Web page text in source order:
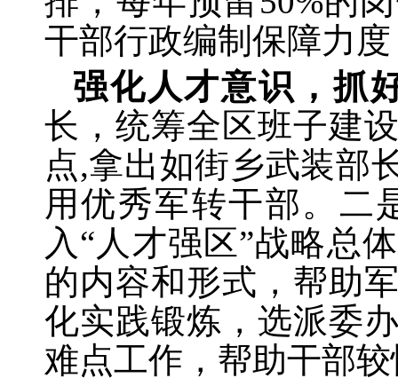
干部行政编制保障力
强化人才意识，抓
长，统筹全区班子建
点,拿出如街乡武装部
用优秀军转干部。二
入“人才强区”战略总
的内容和形式，帮助
化实践锻炼，选派委
难点工作，帮助干部